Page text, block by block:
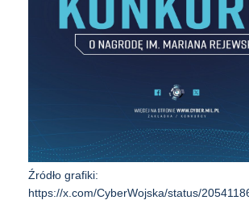
Źródło grafiki:
https://x.com/CyberWojska/status/